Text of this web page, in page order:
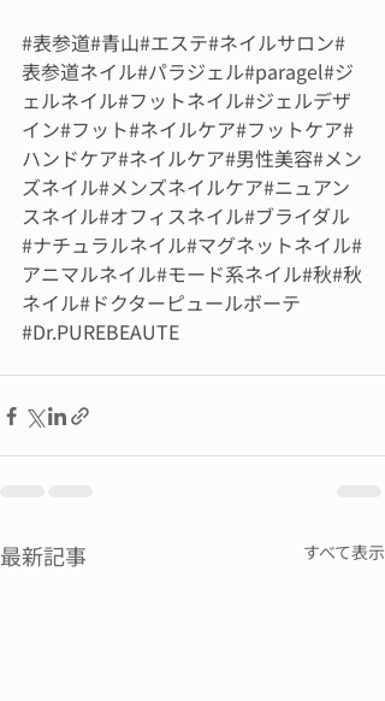
#表参道#青山#エステ#ネイルサロン#
表参道ネイル#パラジェル#paragel#ジ
ェルネイル#フットネイル#ジェルデザ
イン#フット#ネイルケア#フットケア#
ハンドケア#ネイルケア#男性美容#メン
ズネイル#メンズネイルケア#ニュアン
スネイル#オフィスネイル#ブライダル
#ナチュラルネイル#マグネットネイル#
アニマルネイル#モード系ネイル#秋#秋
ネイル#ドクターピュールボーテ
#Dr.PUREBEAUTE
最新記事 すべて表示